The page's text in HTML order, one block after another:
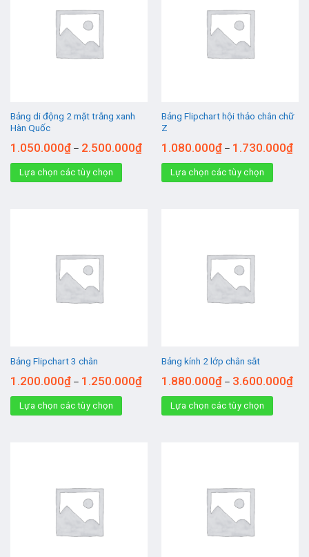
Bảng di động 2 mặt trắng xanh
Hàn Quốc
1.050.000₫– 2.500.000₫
Lựa chọn các tùy chọn
Bảng Flipchart hội thảo chân chữ
Z
1.080.000₫– 1.730.000₫
Lựa chọn các tùy chọn
Bảng Flipchart 3 chân
1.200.000₫– 1.250.000₫
Lựa chọn các tùy chọn
Bảng kính 2 lớp chân sắt
1.880.000₫– 3.600.000₫
Lựa chọn các tùy chọn